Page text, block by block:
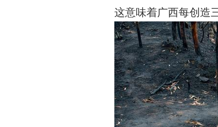
这意味着广西每创造